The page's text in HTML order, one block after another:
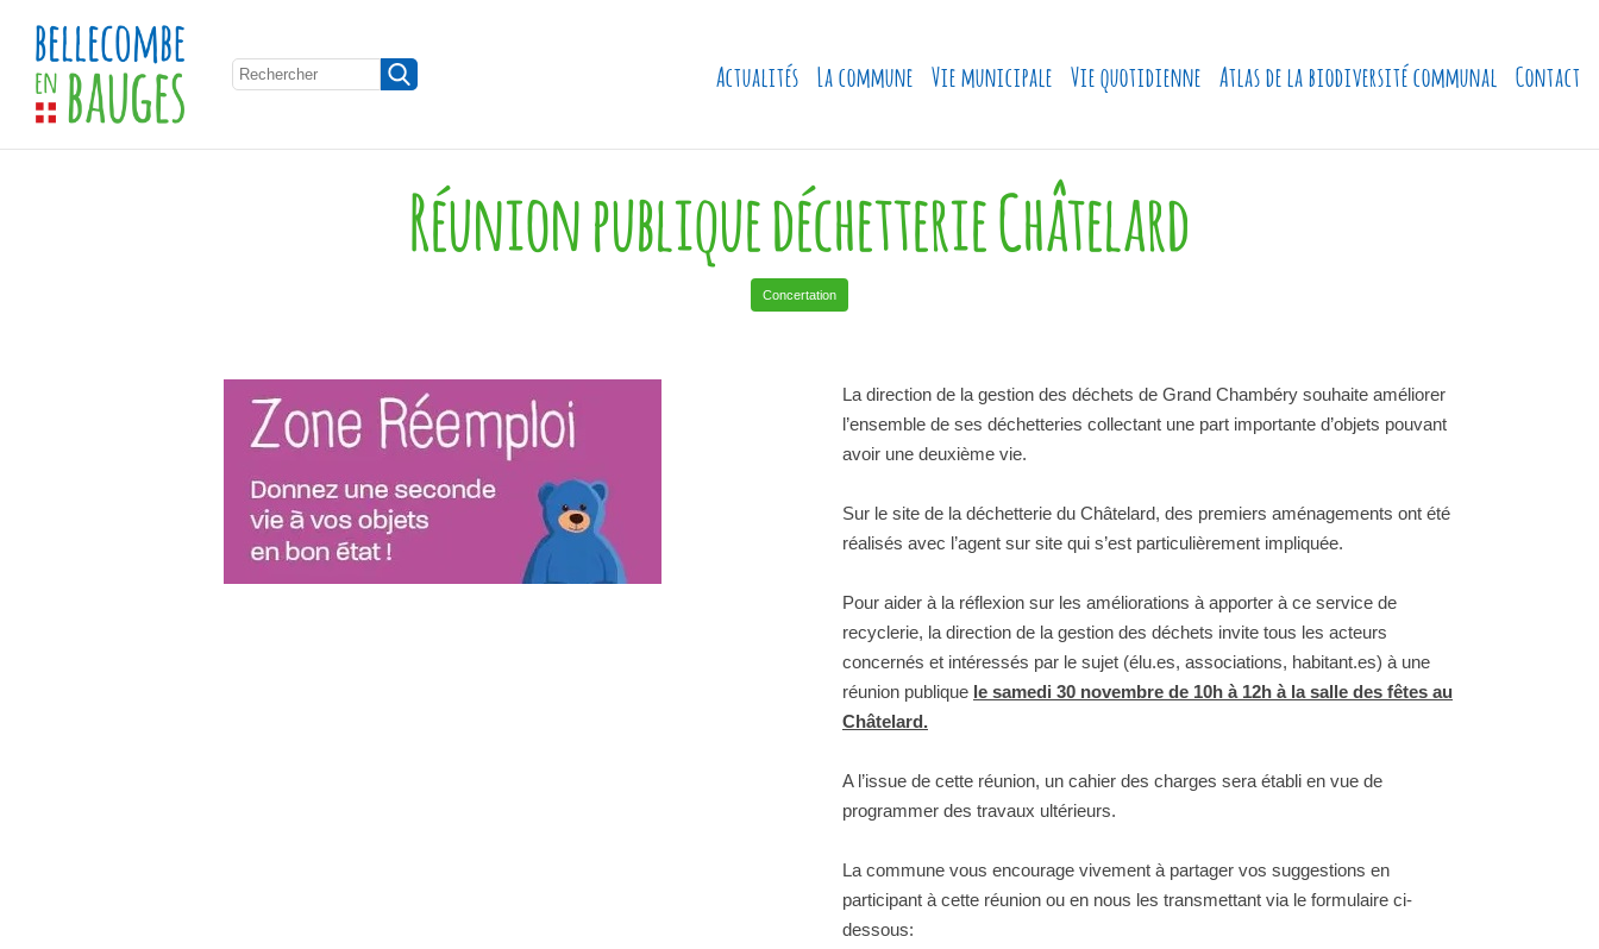
Actualités La commune Vie municipale Vie quotidienne Atlas de la biodiversité communal Contact
Réunion publique déchetterie Châtelard
Concertation
La direction de la gestion des déchets de Grand Chambéry souhaite améliorer
l’ensemble de ses déchetteries collectant une part importante d’objets pouvant
avoir une deuxième vie.
Sur le site de la déchetterie du Châtelard, des premiers aménagements ont été
réalisés avec l’agent sur site qui s’est particulièrement impliquée.
Pour aider à la réflexion sur les améliorations à apporter à ce service de
recyclerie, la direction de la gestion des déchets invite tous les acteurs
concernés et intéressés par le sujet (élu.es, associations, habitant.es) à une
réunion publique le samedi 30 novembre de 10h à 12h à la salle des fêtes au
Châtelard.
A l’issue de cette réunion, un cahier des charges sera établi en vue de
programmer des travaux ultérieurs.
La commune vous encourage vivement à partager vos suggestions en
participant à cette réunion ou en nous les transmettant via le formulaire ci-
dessous: